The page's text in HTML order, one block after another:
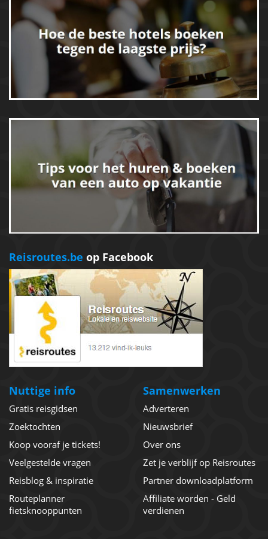
Reisroutes.be op Facebook
Nuttige info
Gratis reisgidsen
Zoektochten
Koop vooraf je tickets!
Veelgestelde vragen
Reisblog & inspiratie
Routeplanner
fietsknooppunten
Samenwerken
Adverteren
Nieuwsbrief
Over ons
Zet je verblijf op Reisroutes
Partner downloadplatform
Affiliate worden - Geld
verdienen